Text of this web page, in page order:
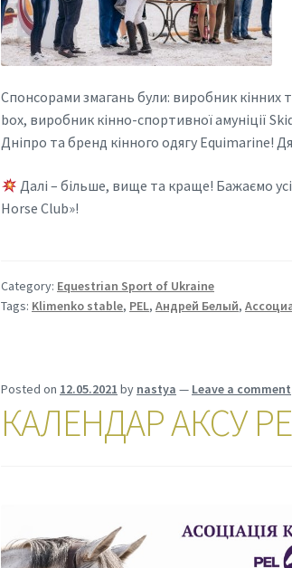
Спонсорами змагань були: виробник кінних
box, виробник кінно-спортивної амуніції
Дніпро та бренд кінного одягу Equimarine!
Далі – більше, вище та краще! Бажаємо
Horse Club»!
Category: Equestrian Sport of Ukraine
Tags: Klimenko stable, PEL,Андрей Белый,
Posted on 12.05.2021 by nastya — Leave a comment
КАЛЕНДАР АКСУ